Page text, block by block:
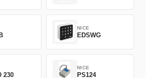
NICE
EDSWG
230
NICE
PS124